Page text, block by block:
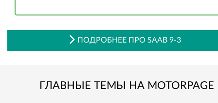
ПОДРОБНЕЕ ПРО SAAB 9-3
ГЛАВНЫЕ ТЕМЫ НА MOTORPAGE